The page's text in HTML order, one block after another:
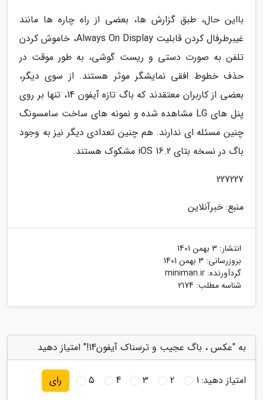
بااین حال، طبق گزارش ها، بعضی از راه چاره ها مانند
غیبرطرفال کردن قابلیت Always On Display، خاموش کردن
تلفن به صورت دستی و ریست گوشی، به طور موقت در
حذف خطوط افقی نمایشگر موثر هستند. از سوی دیگر،
بعضی از کاربران معتقدند که باگ تازه آیفون 14، تنها بر روی
پنل های LG مشاهده شده و نمونه های ساخت سامسونگ
چنین مسئله ای ندارند. هم چنین تعدادی دیگر نیز به وجود
باگ در نسخه بتای iOS 16.2 مشکوک هستند.
227227
منبع: خبرآنلاین
انتشار: 3 بهمن 1401
بروزرسانی: 3 بهمن 1401
گردآورنده: miniman.ir
شناسه مطلب: 2174
به "عکس ، باگ عجیب و ترسناک آیفون14!" امتیاز دهید
امتیاز دهید:1
2
3
4
5 رای